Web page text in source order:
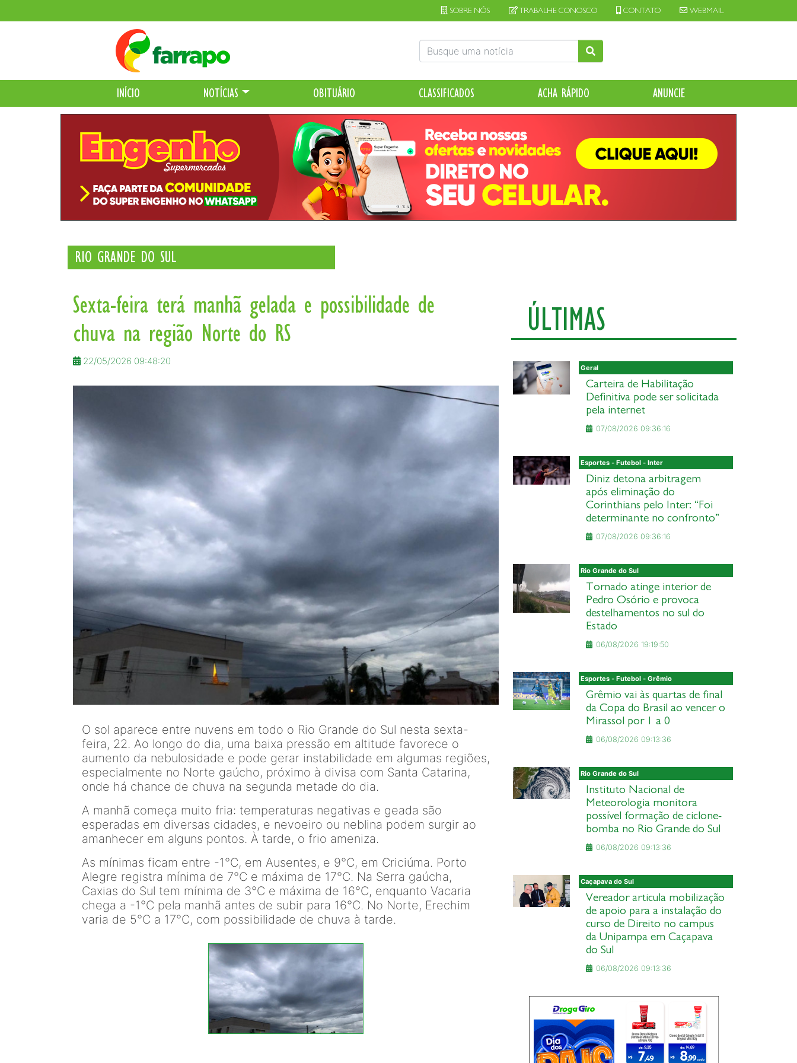
SOBRE NÓS TRABALHE CONOSCO CONTATO WEBMAIL
INÍCIO NOTÍCIAS OBITUÁRIO CLASSIFICADOS ACHA RÁPIDO ANUNCIE
RIO GRANDE DO SUL
Sexta-feira terá manhã gelada e possibilidade de
chuva na região Norte do RS
22/05/2026 09:48:20
O sol aparece entre nuvens em todo o Rio Grande do Sul nesta sexta-
feira, 22. Ao longo do dia, uma baixa pressão em altitude favorece o
aumento da nebulosidade e pode gerar instabilidade em algumas regiões,
especialmente no Norte gaúcho, próximo à divisa com Santa Catarina,
onde há chance de chuva na segunda metade do dia.
A manhã começa muito fria: temperaturas negativas e geada são
esperadas em diversas cidades, e nevoeiro ou neblina podem surgir ao
amanhecer em alguns pontos. À tarde, o frio ameniza.
As mínimas ficam entre -1°C, em Ausentes, e 9°C, em Criciúma. Porto
Alegre registra mínima de 7°C e máxima de 17°C. Na Serra gaúcha,
Caxias do Sul tem mínima de 3°C e máxima de 16°C, enquanto Vacaria
chega a -1°C pela manhã antes de subir para 16°C. No Norte, Erechim
varia de 5°C a 17°C, com possibilidade de chuva à tarde.
ÚLTIMAS
Geral
Carteira de Habilitação
Definitiva pode ser solicitada
pela internet
07/08/2026 09:36:16
Esportes - Futebol - Inter
Diniz detona arbitragem
após eliminação do
Corinthians pelo Inter: “Foi
determinante no confronto”
07/08/2026 09:36:16
Rio Grande do Sul
Tornado atinge interior de
Pedro Osório e provoca
destelhamentos no sul do
Estado
06/08/2026 19:19:50
Esportes - Futebol - Grêmio
Grêmio vai às quartas de final
da Copa do Brasil ao vencer o
Mirassol por 1 a 0
06/08/2026 09:13:36
Rio Grande do Sul
Instituto Nacional de
Meteorologia monitora
possível formação de ciclone-
bomba no Rio Grande do Sul
06/08/2026 09:13:36
Caçapava do Sul
Vereador articula mobilização
de apoio para a instalação do
curso de Direito no campus
da Unipampa em Caçapava
do Sul
06/08/2026 09:13:36